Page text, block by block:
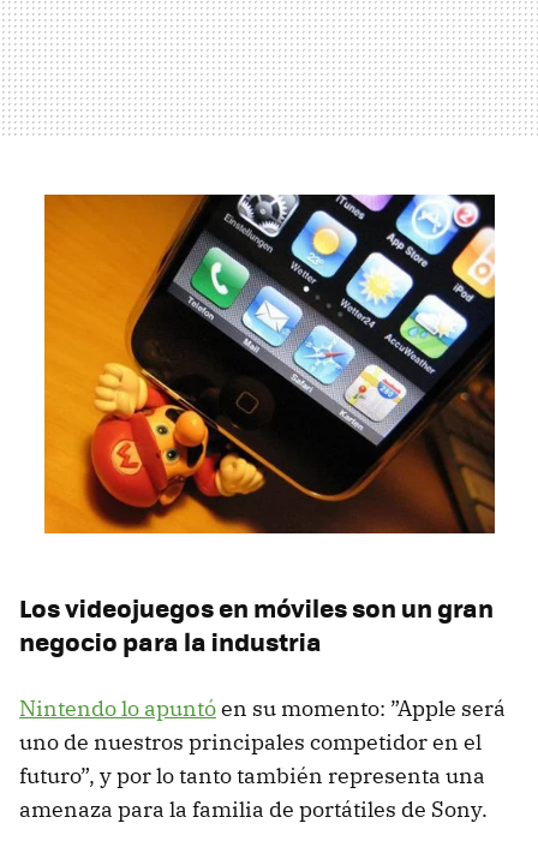
Los videojuegos en móviles son un gran
negocio para la industria
Nintendo lo apuntóen su momento: ”Apple será
uno de nuestros principales competidor en el
futuro”, y por lo tanto también representa una
amenaza para la familia de portátiles de Sony.